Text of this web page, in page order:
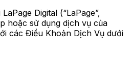
Digital (“LaPage”,
hoặc sử dụng dịch vụ của
các Điều Khoản Dịch Vụ dưới